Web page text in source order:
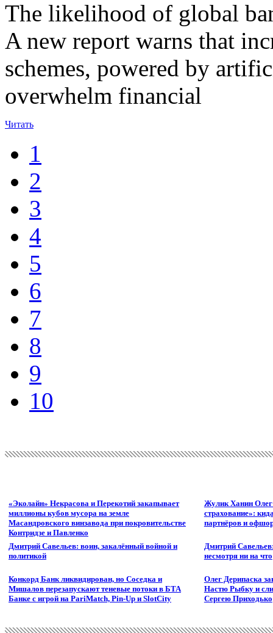
The likelihood of global
A new report warns that
schemes, powered by
overwhelm financial
Читать
1
2
3
4
5
6
7
8
9
10
«Эколайн» Некрасова и Перекотий закапывает
миллионы кубов мусора на земле
Масандровского винзавода при покровительстве
Контридзе и Павленко
Жулик Ханин
страхование»:
партнёров и
Дмитрий Савельев: воин, закалённый войной и
политикой
Дмитрий
несмотря ни на что
Конкорд Банк ликвидирован, но Соседка и
Мишалов перезапускают теневые потоки в БТА
Банке с игрой на PariMatch, Pin-Up и SlotCity
Олег Дерипаска
Настю Рыбку и
Сергею Приходько